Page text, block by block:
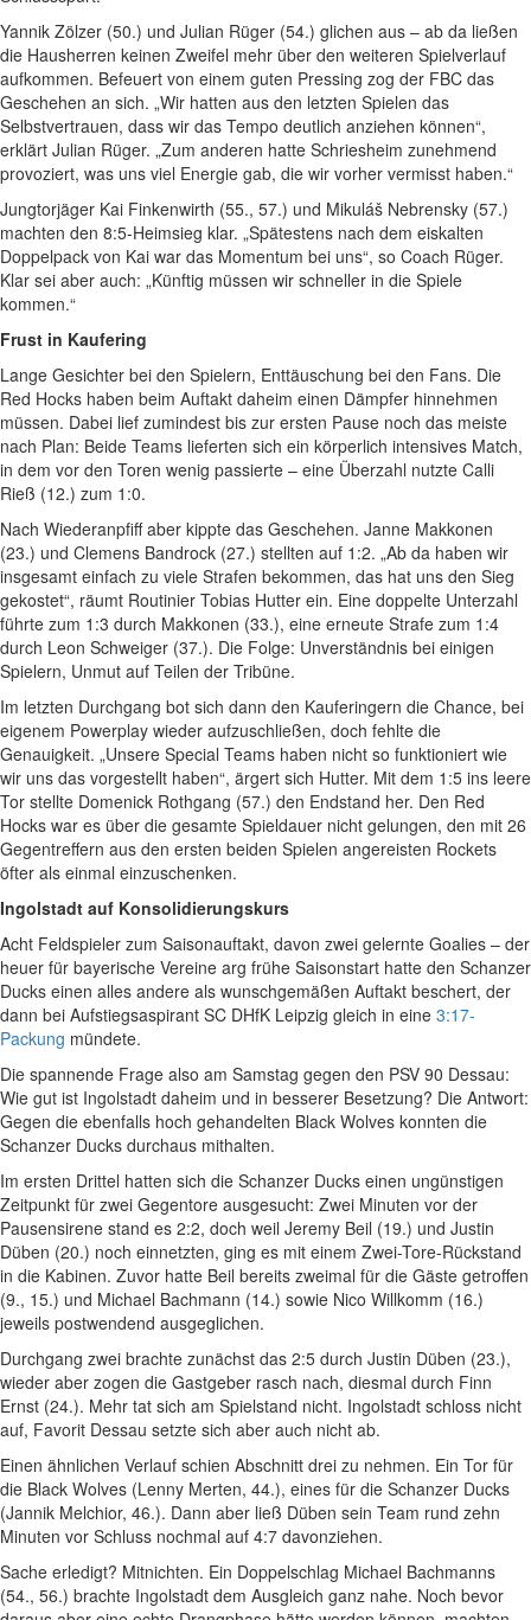
Yannik Zölzer (50.) und Julian Rüger (54.) glichen aus – ab da ließen
die Hausherren keinen Zweifel mehr über den weiteren Spielverlauf
aufkommen. Befeuert von einem guten Pressing zog der FBC das
Geschehen an sich. „Wir hatten aus den letzten Spielen das
Selbstvertrauen, dass wir das Tempo deutlich anziehen können“,
erklärt Julian Rüger. „Zum anderen hatte Schriesheim zunehmend
provoziert, was uns viel Energie gab, die wir vorher vermisst haben.“
Jungtorjäger Kai Finkenwirth (55., 57.) und Mikuláš Nebrensky (57.)
machten den 8:5-Heimsieg klar. „Spätestens nach dem eiskalten
Doppelpack von Kai war das Momentum bei uns“, so Coach Rüger.
Klar sei aber auch: „Künftig müssen wir schneller in die Spiele
kommen.“
Frust in Kaufering
Lange Gesichter bei den Spielern, Enttäuschung bei den Fans. Die
Red Hocks haben beim Auftakt daheim einen Dämpfer hinnehmen
müssen. Dabei lief zumindest bis zur ersten Pause noch das meiste
nach Plan: Beide Teams lieferten sich ein körperlich intensives Match,
in dem vor den Toren wenig passierte – eine Überzahl nutzte Calli
Rieß (12.) zum 1:0.
Nach Wiederanpfiff aber kippte das Geschehen. Janne Makkonen
(23.) und Clemens Bandrock (27.) stellten auf 1:2. „Ab da haben wir
insgesamt einfach zu viele Strafen bekommen, das hat uns den Sieg
gekostet“, räumt Routinier Tobias Hutter ein. Eine doppelte Unterzahl
führte zum 1:3 durch Makkonen (33.), eine erneute Strafe zum 1:4
durch Leon Schweiger (37.). Die Folge: Unverständnis bei einigen
Spielern, Unmut auf Teilen der Tribüne.
Im letzten Durchgang bot sich dann den Kauferingern die Chance, bei
eigenem Powerplay wieder aufzuschließen, doch fehlte die
Genauigkeit. „Unsere Special Teams haben nicht so funktioniert wie
wir uns das vorgestellt haben“, ärgert sich Hutter. Mit dem 1:5 ins leere
Tor stellte Domenick Rothgang (57.) den Endstand her. Den Red
Hocks war es über die gesamte Spieldauer nicht gelungen, den mit 26
Gegentreffern aus den ersten beiden Spielen angereisten Rockets
öfter als einmal einzuschenken.
Ingolstadt auf Konsolidierungskurs
Acht Feldspieler zum Saisonauftakt, davon zwei gelernte Goalies – der
heuer für bayerische Vereine arg frühe Saisonstart hatte den Schanzer
Ducks einen alles andere als wunschgemäßen Auftakt beschert, der
dann bei Aufstiegsaspirant SC DHfK Leipzig gleich in eine 3:17-
Packung mündete.
Die spannende Frage also am Samstag gegen den PSV 90 Dessau:
Wie gut ist Ingolstadt daheim und in besserer Besetzung? Die Antwort:
Gegen die ebenfalls hoch gehandelten Black Wolves konnten die
Schanzer Ducks durchaus mithalten.
Im ersten Drittel hatten sich die Schanzer Ducks einen ungünstigen
Zeitpunkt für zwei Gegentore ausgesucht: Zwei Minuten vor der
Pausensirene stand es 2:2, doch weil Jeremy Beil (19.) und Justin
Düben (20.) noch einnetzten, ging es mit einem Zwei-Tore-Rückstand
in die Kabinen. Zuvor hatte Beil bereits zweimal für die Gäste getroffen
(9., 15.) und Michael Bachmann (14.) sowie Nico Willkomm (16.)
jeweils postwendend ausgeglichen.
Durchgang zwei brachte zunächst das 2:5 durch Justin Düben (23.),
wieder aber zogen die Gastgeber rasch nach, diesmal durch Finn
Ernst (24.). Mehr tat sich am Spielstand nicht. Ingolstadt schloss nicht
auf, Favorit Dessau setzte sich aber auch nicht ab.
Einen ähnlichen Verlauf schien Abschnitt drei zu nehmen. Ein Tor für
die Black Wolves (Lenny Merten, 44.), eines für die Schanzer Ducks
(Jannik Melchior, 46.). Dann aber ließ Düben sein Team rund zehn
Minuten vor Schluss nochmal auf 4:7 davonziehen.
Sache erledigt? Mitnichten. Ein Doppelschlag Michael Bachmanns
(54., 56.) brachte Ingolstadt dem Ausgleich ganz nahe. Noch bevor